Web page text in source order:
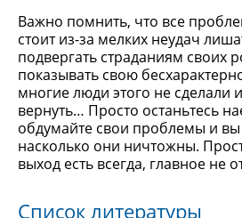
Важно помнить, что все
стоит из-за мелких неудач
подвергать страданиям своих
показывать свою
многие люди этого не сделали
вернуть… Просто останьтесь
обдумайте свои проблемы и
насколько они ничтожны.
выход есть всегда, главное не
Список литературы